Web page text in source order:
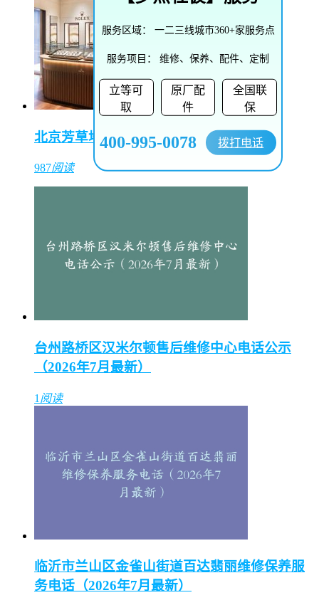
北京芳草地购物中心（东方表行）
987阅读
台州路桥区汉米尔顿售后维修中心电话公示
（2026年7月最新）
1 阅读
临沂市兰山区金雀山街道百达翡丽维修保养服
务电话（2026年7月最新）
服务区域： 一二三线城市360+家服务点
服务项目： 维修、保养、配件、定制
立等可
取
原厂配
件
全国联
保
400-995-0078 拨打电话